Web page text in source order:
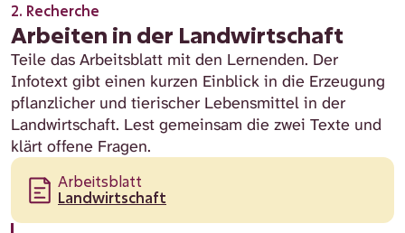
2. Recherche
Arbeiten in der Landwirtschaft
Teile das Arbeitsblatt mit den Lernenden. Der
Infotext gibt einen kurzen Einblick in die Erzeugung
pflanzlicher und tierischer Lebensmittel in der
Landwirtschaft. Lest gemeinsam die zwei Texte und
klärt offene Fragen.
Arbeitsblatt
Landwirtschaft